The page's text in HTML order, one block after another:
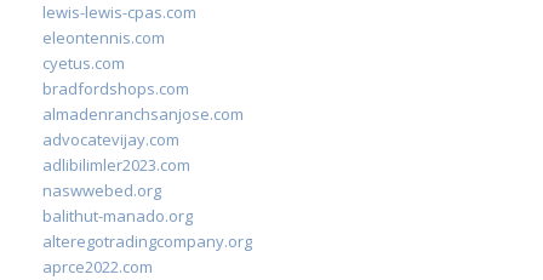
lewis-lewis-cpas.com
eleontennis.com
cyetus.com
bradfordshops.com
almadenranchsanjose.com
advocatevijay.com
adlibilimler2023.com
naswwebed.org
balithut-manado.org
alteregotradingcompany.org
aprce2022.com